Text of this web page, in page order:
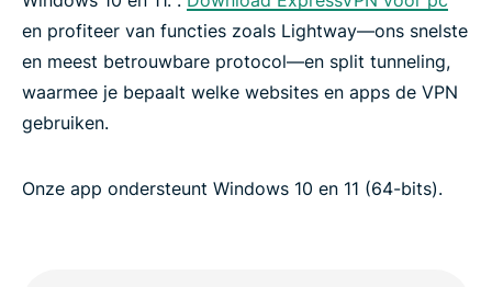
en profiteer van functies zoals Lightway—ons snelste
en meest betrouwbare protocol—en split tunneling,
waarmee je bepaalt welke websites en apps de VPN
gebruiken.
Onze app ondersteunt Windows 10 en 11 (64-bits).